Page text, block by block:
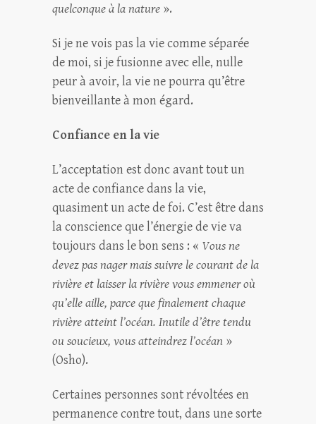
quelconque à la nature ».
Si je ne vois pas la vie comme séparée
de moi, si je fusionne avec elle, nulle
peur à avoir, la vie ne pourra qu’être
bienveillante à mon égard.
Confiance en la vie
L’acceptation est donc avant tout un
acte de confiance dans la vie,
quasiment un acte de foi. C’est être dans
la conscience que l’énergie de vie va
toujours dans le bon sens : « Vous ne
devez pas nager mais suivre le courant de la
rivière et laisser la rivière vous emmener où
qu’elle aille, parce que finalement chaque
rivière atteint l’océan. Inutile d’être tendu
ou soucieux, vous atteindrez l’océan »
(Osho).
Certaines personnes sont révoltées en
permanence contre tout, dans une sorte